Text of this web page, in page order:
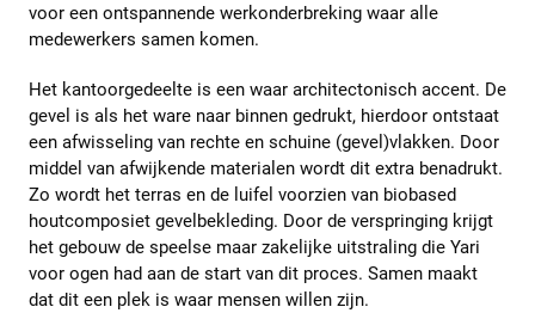
voor een ontspannende werkonderbreking waar alle
medewerkers samen komen.
Het kantoorgedeelte is een waar architectonisch accent. De
gevel is als het ware naar binnen gedrukt, hierdoor ontstaat
een afwisseling van rechte en schuine (gevel)vlakken. Door
middel van afwijkende materialen wordt dit extra benadrukt.
Zo wordt het terras en de luifel voorzien van biobased
houtcomposiet gevelbekleding. Door de verspringing krijgt
het gebouw de speelse maar zakelijke uitstraling die Yari
voor ogen had aan de start van dit proces. Samen maakt
dat dit een plek is waar mensen willen zijn.